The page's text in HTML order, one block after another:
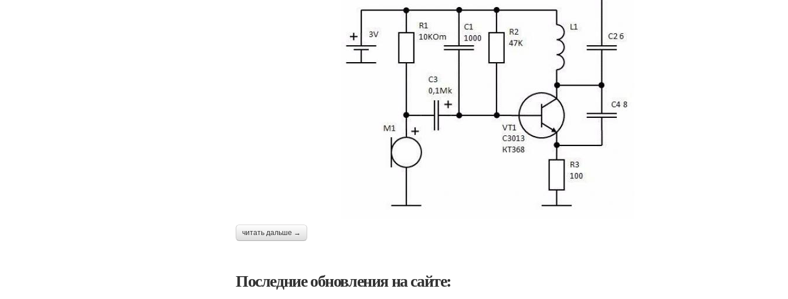
читать дальше →
Последние обновления на сайте: